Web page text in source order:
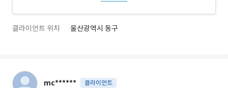
클라이언트 위치 울산광역시 동구
mc****** 클라이언트